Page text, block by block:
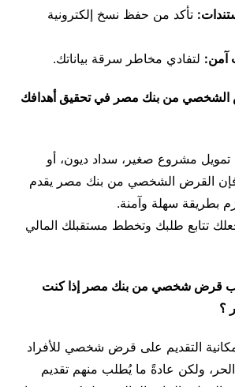
تأكد من حفظ نسخ إلكترونية
آمن: لتفادي مخاطر سرقة بياناتك.
من بنك مصر في تحقيق أهدافك
مشروع صغير، سداد ديون، أو
القرض الشخصي من بنك مصر يقدم
بطريقة سهلة وآمنة.
تتابع طلبك وتخطط مستقبلك المالي
قرض شخصي من بنك مصر إذا كنت
؟
التقديم على قرض شخصي للأفراد
ولكن عادةً ما يُطلب منهم تقديم